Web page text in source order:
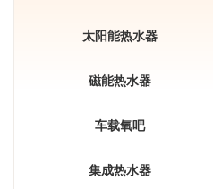
太阳能热水器
磁能热水器
车载氧吧
集成热水器